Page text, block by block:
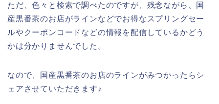
ただ、色々と検索で調べたのですが、残念ながら、国
産黒番茶のお店がラインなどでお得なスプリングセー
ルやクーポンコードなどの情報を配信しているかどう
かは分かりませんでした。
なので、国産黒番茶のお店のラインがみつかったらシ
ェアさせていただきます♪